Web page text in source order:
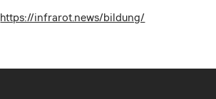
https://infrarot.news/bildung/